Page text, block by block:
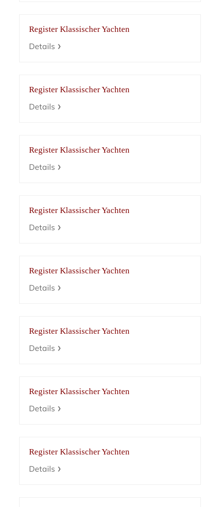
Register Klassischer Yachten
Details
Register Klassischer Yachten
Details
Register Klassischer Yachten
Details
Register Klassischer Yachten
Details
Register Klassischer Yachten
Details
Register Klassischer Yachten
Details
Register Klassischer Yachten
Details
Register Klassischer Yachten
Details